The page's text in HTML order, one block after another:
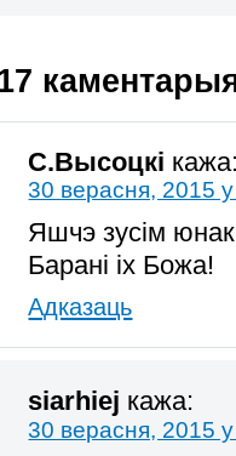
С.Высоцкі
30 верасня, 2015
Яшчэ зусім
Барані іх Божа!
Адказаць
siarhiej кажа:
30 верасня, 2015